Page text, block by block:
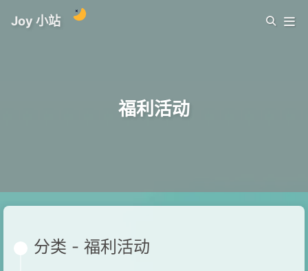
Joy 小站
福利活动
分类 - 福利活动